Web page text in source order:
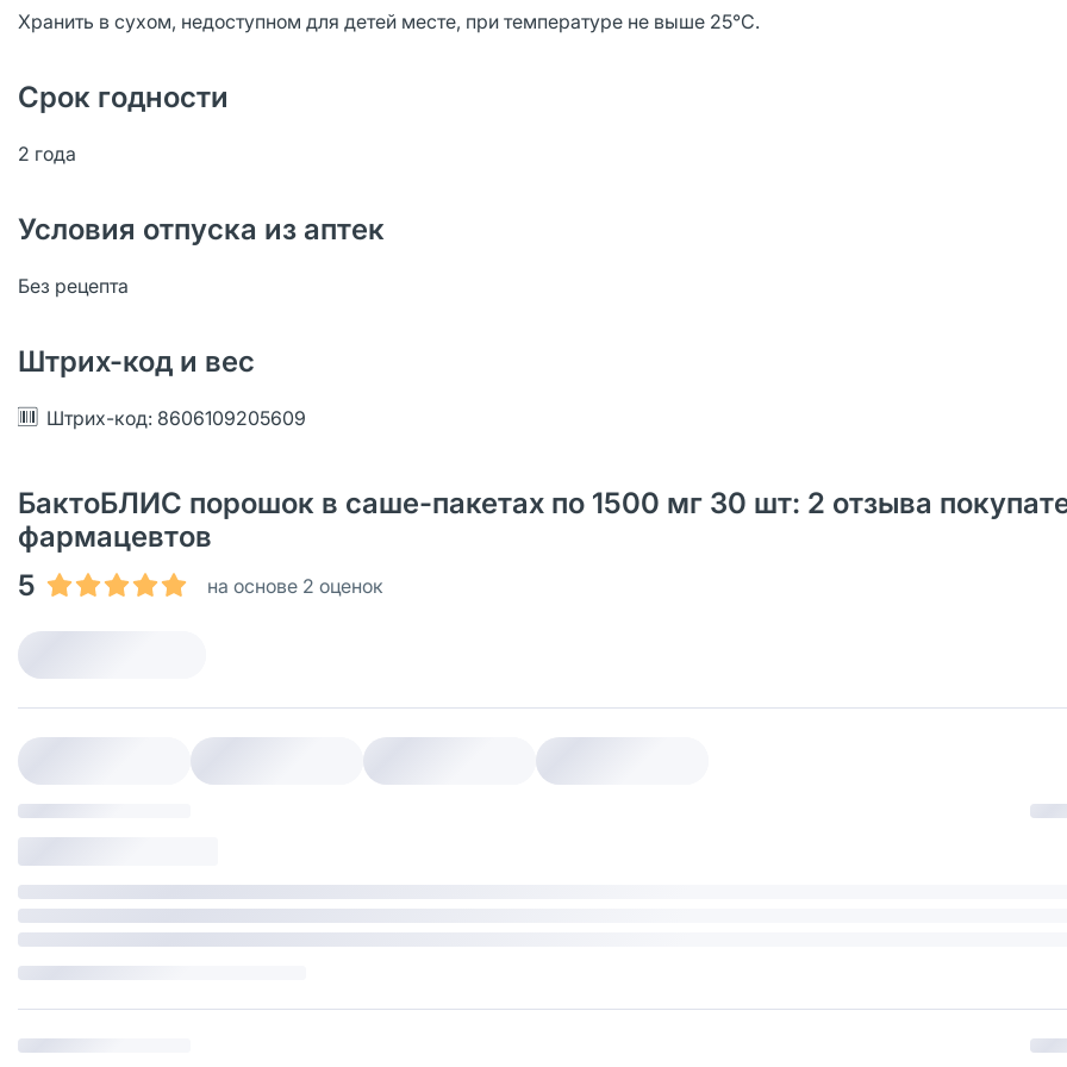
Хранить в сухом, недоступном для детей месте, при температуре не выше 25°С.
Срок годности
2 года
Условия отпуска из аптек
Без рецепта
Штрих-код и вес
Штрих-код: 8606109205609
БактоБЛИС порошок в саше-пакетах по 1500 мг 30 шт: 2 отзыва
фармацевтов
5
на основе 2 оценок